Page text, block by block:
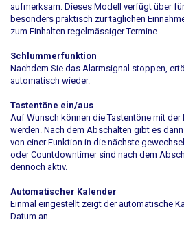
aufmerksam. Dieses Modell verfügt über
besonders praktisch zur täglichen
zum Einhalten regelmässiger Termine.
Schlummerfunktion
Nachdem Sie das Alarmsignal stoppen,
automatisch wieder.
Tastentöne ein/aus
Auf Wunsch können die Tastentöne mit
werden. Nach dem Abschalten gibt es
von einer Funktion in die nächste
oder Countdowntimer sind nach dem
dennoch aktiv.
Automatischer Kalender
Einmal eingestellt zeigt der automatische
Datum an.